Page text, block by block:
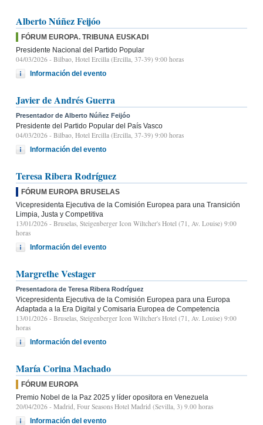
Alberto Núñez Feijóo
FÓRUM EUROPA. TRIBUNA EUSKADI
Presidente Nacional del Partido Popular
04/03/2026 - Bilbao, Hotel Ercilla (Ercilla, 37-39) 9:00 horas
Información del evento
Javier de Andrés Guerra
Presentador de Alberto Núñez Feijóo
Presidente del Partido Popular del País Vasco
04/03/2026 - Bilbao, Hotel Ercilla (Ercilla, 37-39) 9:00 horas
Información del evento
Teresa Ribera Rodríguez
FÓRUM EUROPA BRUSELAS
Vicepresidenta Ejecutiva de la Comisión Europea para una Transición
Limpia, Justa y Competitiva
13/01/2026 - Bruselas, Steigenberger Icon Wiltcher's Hotel (71, Av. Louise) 9:00
horas
Información del evento
Margrethe Vestager
Presentadora de Teresa Ribera Rodríguez
Vicepresidenta Ejecutiva de la Comisión Europea para una Europa
Adaptada a la Era Digital y Comisaria Europea de Competencia
13/01/2026 - Bruselas, Steigenberger Icon Wiltcher's Hotel (71, Av. Louise) 9:00
horas
Información del evento
María Corina Machado
FÓRUM EUROPA
Premio Nobel de la Paz 2025 y líder opositora en Venezuela
20/04/2026 - Madrid, Four Seasons Hotel Madrid (Sevilla, 3) 9.00 horas
Información del evento